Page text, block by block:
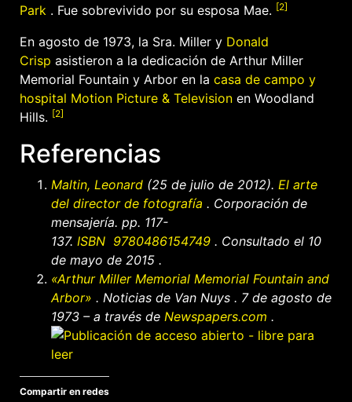
Park . Fue sobrevivido por su esposa Mae. [2]
En agosto de 1973, la Sra. Miller y Donald
Crisp asistieron a la dedicación de Arthur Miller
Memorial Fountain y Arbor en la casa de campo y
hospital Motion Picture & Television en Woodland
Hills. [2]
Referencias
Maltin, Leonard (25 de julio de 2012). El arte
del director de fotografía . Corporación de
mensajería. pp. 117-
137. ISBN 9780486154749 . Consultado el 10
de mayo de 2015 .
«Arthur Miller Memorial Memorial Fountain and
Arbor» . Noticias de Van Nuys . 7 de agosto de
1973 – a través de Newspapers.com .
Compartir en redes